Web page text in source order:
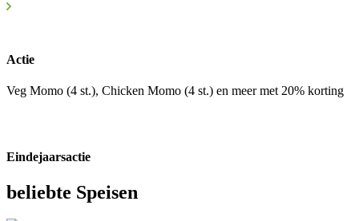
Actie
Veg Momo (4 st.), Chicken Momo (4 st.) en meer met 20% korting
Eindejaarsactie
beliebte Speisen